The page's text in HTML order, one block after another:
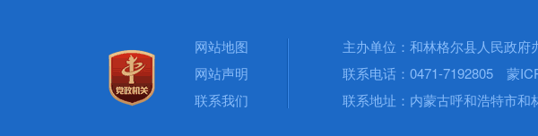
网站地图
网站声明
联系我们
主办单位：和林格尔县人民政
联系电话：0471-7192805 蒙
联系地址：内蒙古呼和浩特市